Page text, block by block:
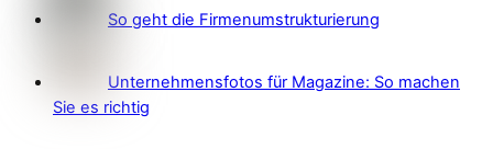
So geht die Firmenumstrukturierung
Unternehmensfotos für Magazine: So machen
Sie es richtig